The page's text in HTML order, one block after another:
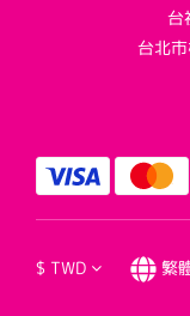
台
台北
$ TWD 繁